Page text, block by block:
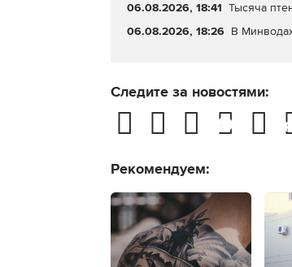
06.08.2026, 18:41 Тысяча
06.08.2026, 18:26 В
Следите за новостями:
Рекомендуем: